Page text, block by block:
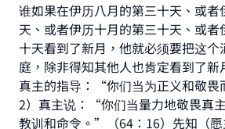
谁如果在伊历八月的第三十天、或者
天、或者伊历十月的第三十天、或者
十天看到了新月，他就必须要把这个
庭，除非得知其他人也肯定看到了
真主的指导：“你们当为正义和敬畏
2）真主说：“你们当量力地敬畏真
教训和命令。”（64：16）先知（愿